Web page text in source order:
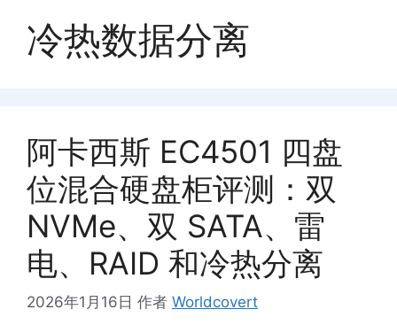
冷热数据分离
阿卡西斯 EC4501 四盘
位混合硬盘柜评测：双
NVMe、双 SATA、雷
电、RAID 和冷热分离
2026年1月16日 作者 Worldcovert